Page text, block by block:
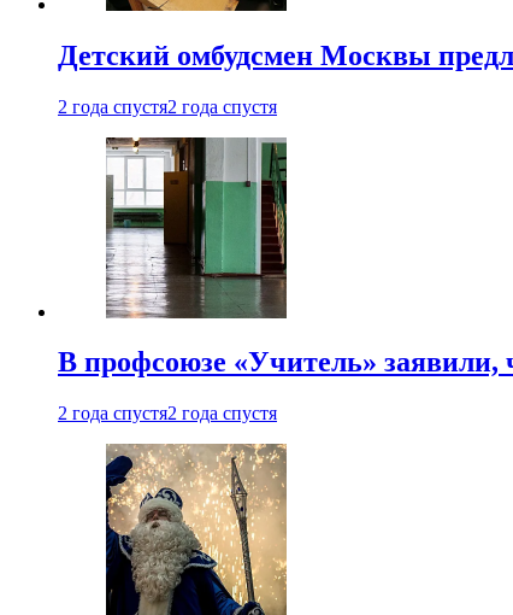
Детский омбудсмен Москвы
2 года спустя2 года спустя
В профсоюзе «Учитель»
2 года спустя2 года спустя